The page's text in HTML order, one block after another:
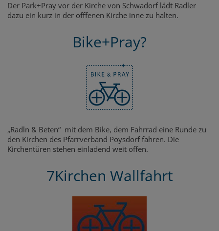
Der Park+Pray vor der Kirche von Schwadorf lädt Radler
dazu ein kurz in der offfenen Kirche inne zu halten.
Bike+Pray?
„Radln & Beten“ mit dem Bike, dem Fahrrad eine Runde zu
den Kirchen des Pfarrverband Poysdorf fahren. Die
Kirchentüren stehen einladend weit offen.
7Kirchen Wallfahrt